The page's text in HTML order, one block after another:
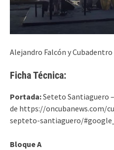
Alejandro Falcón y Cubadentro
Ficha Técnica:
Portada:Seteto Santiaguero
de https://oncubanews.com/
septeto-santiaguero/
Bloque A